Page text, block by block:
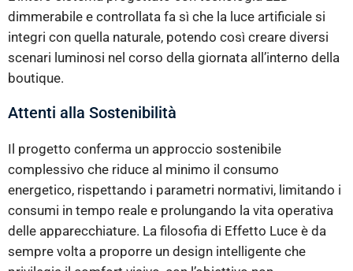
dimmerabile e controllata fa sì che la luce artificiale si
integri con quella naturale, potendo così creare diversi
scenari luminosi nel corso della giornata all’interno della
boutique.
Attenti alla Sostenibilità
Il progetto conferma un approccio sostenibile
complessivo che riduce al minimo il consumo
energetico, rispettando i parametri normativi, limitando i
consumi in tempo reale e prolungando la vita operativa
delle apparecchiature. La filosofia di Effetto Luce è da
sempre volta a proporre un design intelligente che